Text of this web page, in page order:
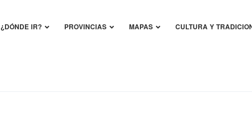
¿DÓNDE IR? PROVINCIAS MAPAS CULTURA Y